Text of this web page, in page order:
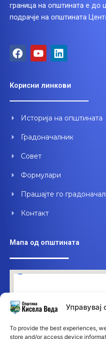
To provide the best experiences,
store and/or access device
граница на општината е до
подрачје на општината
F
a
b
o
k
Y
o
u
b
L
i
e
d
n
Корисни линкови
Историја на општината
Градоначалник
Совет
Формулари
Прашајте го
Контакт
Мапа од општината